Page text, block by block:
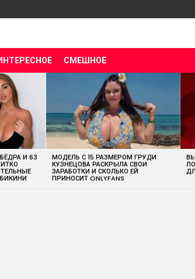
СМЕШНОЕ
И 63 МОДЕЛЬ С 15 РАЗМЕРОМ ГРУДИ
КУЗНЕЦОВА РАСКРЫЛА СВОИ
ЗАРАБОТКИ И СКОЛЬКО ЕЙ
ПРИНОСИТ ONLYFANS